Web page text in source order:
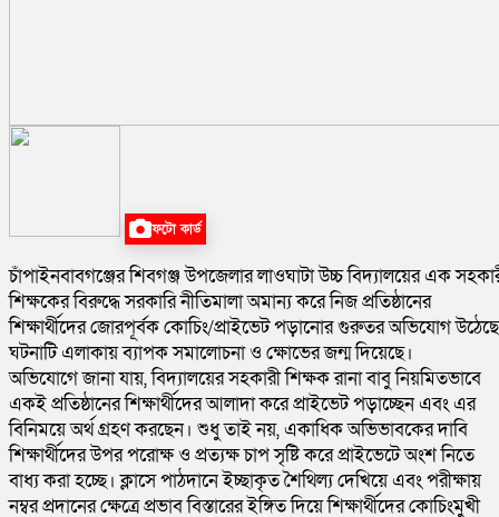
ফটো কার্ড
চাঁপাইনবাবগঞ্জের শিবগঞ্জ উপজেলার লাওঘাটা উচ্চ বিদ্যালয়ের এক
শিক্ষকের বিরুদ্ধে সরকারি নীতিমালা অমান্য করে নিজ প্রতিষ্ঠানের
শিক্ষার্থীদের জোরপূর্বক কোচিং/প্রাইভেট পড়ানোর গুরুতর অভিযোগ
ঘটনাটি এলাকায় ব্যাপক সমালোচনা ও ক্ষোভের জন্ম দিয়েছে।
অভিযোগে জানা যায়, বিদ্যালয়ের সহকারী শিক্ষক রানা বাবু নিয়মিতভাবে
একই প্রতিষ্ঠানের শিক্ষার্থীদের আলাদা করে প্রাইভেট পড়াচ্ছেন এবং এর
বিনিময়ে অর্থ গ্রহণ করছেন। শুধু তাই নয়, একাধিক অভিভাবকের দাবি
শিক্ষার্থীদের উপর পরোক্ষ ও প্রত্যক্ষ চাপ সৃষ্টি করে প্রাইভেটে অংশ নিতে
বাধ্য করা হচ্ছে। ক্লাসে পাঠদানে ইচ্ছাকৃত শৈথিল্য দেখিয়ে এবং পরীক্ষায়
নম্বর প্রদানের ক্ষেত্রে প্রভাব বিস্তারের ইঙ্গিত দিয়ে শিক্ষার্থীদের কোচিংমুখী